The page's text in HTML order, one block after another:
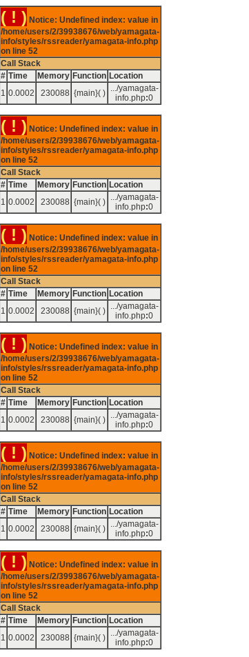
( ! ) Notice: Undefined index: value in
/home/users/2/39938676/web/yamagata-
info/styles/rssreader/yamagata-info.php
on line 52
Call Stack
# Time Memory Function Location
1 0.0002 230088 {main}( )
.../yamagata-
info.php:0
( ! ) Notice: Undefined index: value in
/home/users/2/39938676/web/yamagata-
info/styles/rssreader/yamagata-info.php
on line 52
Call Stack
# Time Memory Function Location
1 0.0002 230088 {main}( )
.../yamagata-
info.php:0
( ! ) Notice: Undefined index: value in
/home/users/2/39938676/web/yamagata-
info/styles/rssreader/yamagata-info.php
on line 52
Call Stack
# Time Memory Function Location
1 0.0002 230088 {main}( )
.../yamagata-
info.php:0
( ! ) Notice: Undefined index: value in
/home/users/2/39938676/web/yamagata-
info/styles/rssreader/yamagata-info.php
on line 52
Call Stack
# Time Memory Function Location
1 0.0002 230088 {main}( )
.../yamagata-
info.php:0
( ! ) Notice: Undefined index: value in
/home/users/2/39938676/web/yamagata-
info/styles/rssreader/yamagata-info.php
on line 52
Call Stack
# Time Memory Function Location
1 0.0002 230088 {main}( )
.../yamagata-
info.php:0
( ! ) Notice: Undefined index: value in
/home/users/2/39938676/web/yamagata-
info/styles/rssreader/yamagata-info.php
on line 52
Call Stack
# Time Memory Function Location
1 0.0002 230088 {main}( )
.../yamagata-
info.php:0